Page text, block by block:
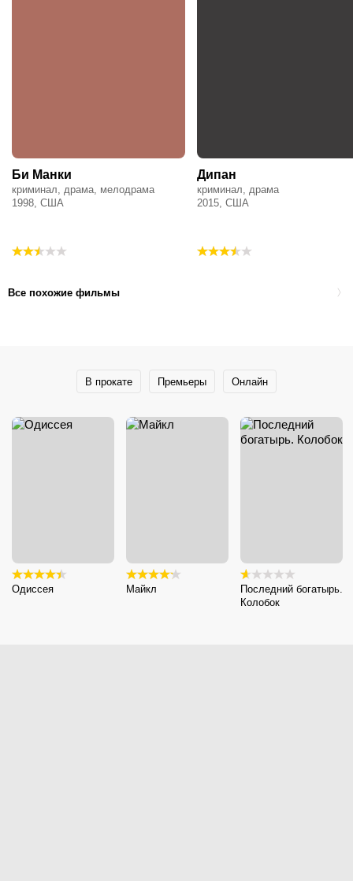
Би Манки
криминал, драма, мелодрама
1998, США
Дипан
криминал, драма
2015, США
Все похожие фильмы
В прокате Премьеры Онлайн
Одиссея Майкл
Последний богатырь.
Колобок